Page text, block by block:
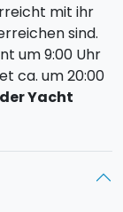
mit ihr
sind.
um 9:00 Uhr
ca. um 20:00
Yacht
Ziel, ob